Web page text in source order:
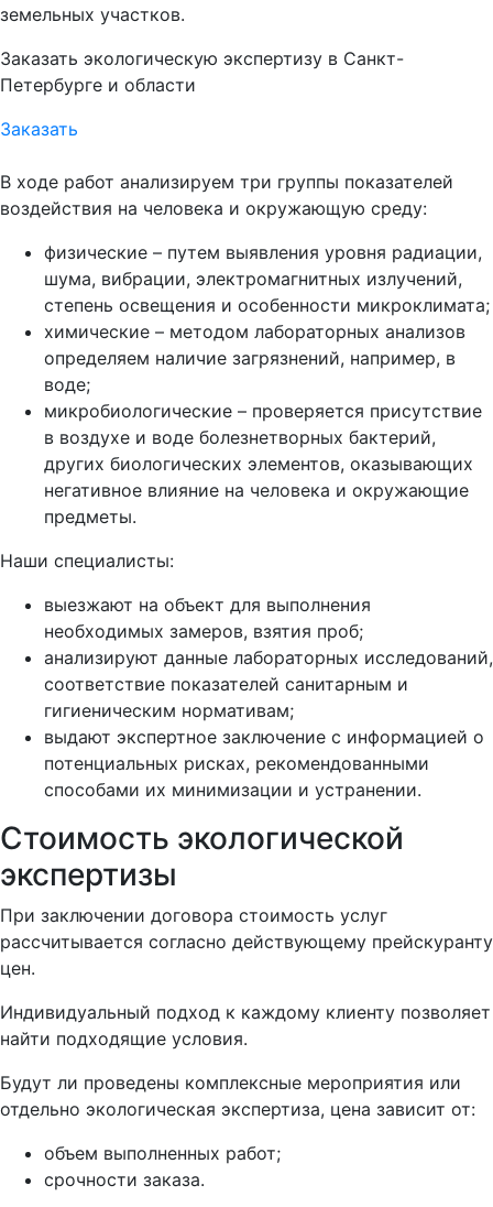
земельных участков.
Заказать экологическую экспертизу в Санкт-
Петербурге и области
Заказать
В ходе работ анализируем три группы показателей
воздействия на человека и окружающую среду:
физические – путем выявления уровня радиации,
шума, вибрации, электромагнитных излучений,
степень освещения и особенности микроклимата;
химические – методом лабораторных анализов
определяем наличие загрязнений, например, в
воде;
микробиологические – проверяется присутствие
в воздухе и воде болезнетворных бактерий,
других биологических элементов, оказывающих
негативное влияние на человека и окружающие
предметы.
Наши специалисты:
выезжают на объект для выполнения
необходимых замеров, взятия проб;
анализируют данные лабораторных исследований,
соответствие показателей санитарным и
гигиеническим нормативам;
выдают экспертное заключение с информацией о
потенциальных рисках, рекомендованными
способами их минимизации и устранении.
Стоимость экологической
экспертизы
При заключении договора стоимость услуг
рассчитывается согласно действующему прейскуранту
цен.
Индивидуальный подход к каждому клиенту позволяет
найти подходящие условия.
Будут ли проведены комплексные мероприятия или
отдельно экологическая экспертиза, цена зависит от:
объем выполненных работ;
срочности заказа.